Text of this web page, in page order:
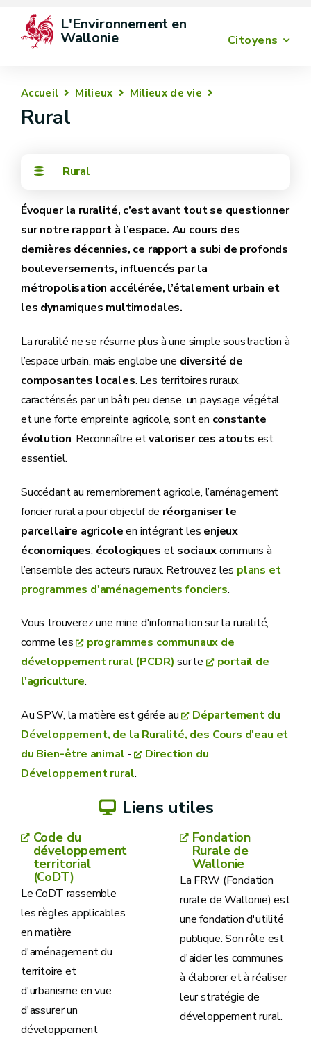
Citoyens
L'Environnement en
Wallonie
Accueil Milieux Milieux de vie
Rural
Rural
Évoquer la ruralité, c’est avant tout se questionner
sur notre rapport à l’espace. Au cours des
dernières décennies, ce rapport a subi de profonds
bouleversements, influencés par la
métropolisation accélérée, l’étalement urbain et
les dynamiques multimodales.
La ruralité ne se résume plus à une simple soustraction à
l’espace urbain, mais englobe une diversité de
composantes locales. Les territoires ruraux,
caractérisés par un bâti peu dense, un paysage végétal
et une forte empreinte agricole, sont en constante
évolution. Reconnaître etvaloriser ces atouts est
essentiel.
Succédant au remembrement agricole, l’aménagement
foncier rural a pour objectif de réorganiser le
parcellaire agricoleen intégrant les enjeux
économiques, écologiques et sociauxcommuns à
l’ensemble des acteurs ruraux. Retrouvez les plans et
programmes d'aménagements fonciers.
Vous trouverez une mine d'information sur la ruralité,
comme les
programmes communaux de
développement rural (PCDR) sur le
portail de
l'agriculture.
Au SPW, la matière est gérée au
Département du
Développement, de la Ruralité, des Cours d'eau et
du Bien-être animal -
Direction du
Développement rural.
Liens utiles
Code du
développement
territorial
(CoDT)
Le CoDT rassemble
les règles applicables
en matière
d'aménagement du
territoire et
d'urbanisme en vue
d'assurer un
développement
Fondation
Rurale de
Wallonie
La FRW (Fondation
rurale de Wallonie) est
une fondation d'utilité
publique. Son rôle est
d'aider les communes
à élaborer et à réaliser
leur stratégie de
développement rural.